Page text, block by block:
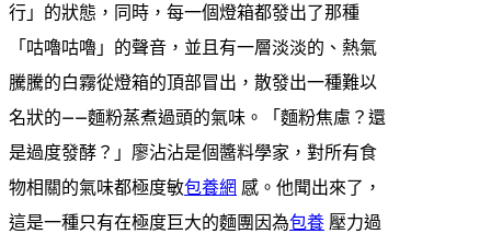
行」的狀態，同時，每一個燈箱都發出了那種
「咕嚕咕嚕」的聲音，並且有一層淡淡的、熱氣
騰騰的白霧從燈箱的頂部冒出，散發出一種難以
名狀的——麵粉蒸煮過頭的氣味。「麵粉焦慮？還
是過度發酵？」廖沾沾是個醬料學家，對所有食
物相關的氣味都極度敏包養網 感。他聞出來了，
這是一種只有在極度巨大的麵團因為包養 壓力過